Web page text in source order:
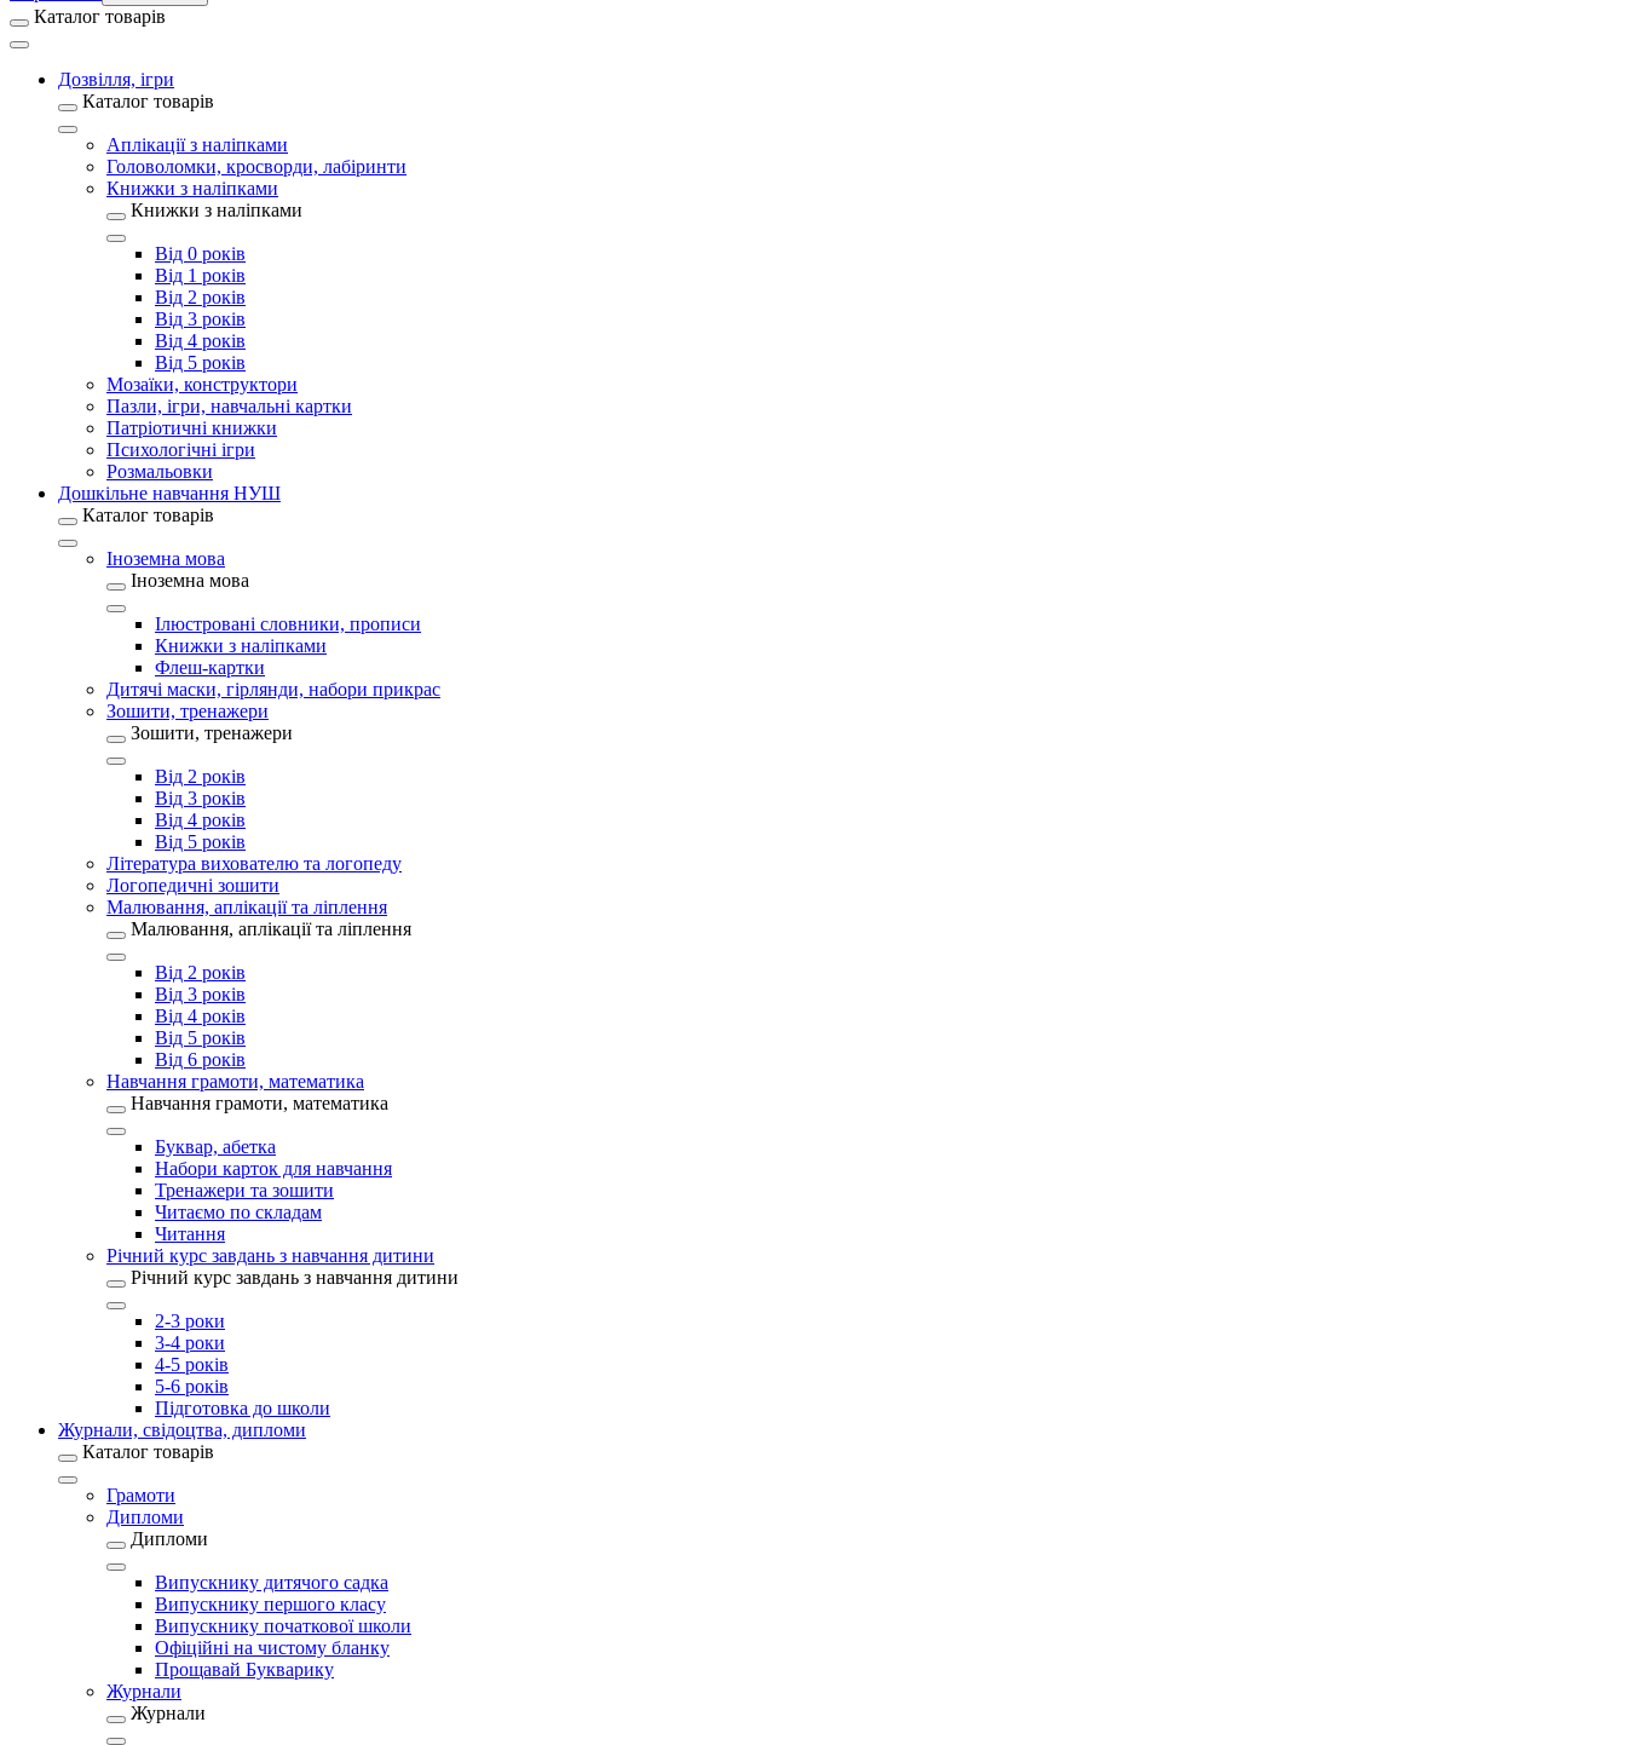
Каталог товарів
Дозвілля, ігри
Каталог товарів
Аплікації з наліпками
Головоломки, кросворди, лабіринти
Книжки з наліпками
Книжки з наліпками
Від 0 років
Від 1 років
Від 2 років
Від 3 років
Від 4 років
Від 5 років
Мозаїки, конструктори
Пазли, ігри, навчальні картки
Патріотичні книжки
Психологічні ігри
Розмальовки
Дошкільне навчання НУШ
Каталог товарів
Іноземна мова
Іноземна мова
Ілюстровані словники, прописи
Книжки з наліпками
Флеш-картки
Дитячі маски, гірлянди, набори прикрас
Зошити, тренажери
Зошити, тренажери
Від 2 років
Від 3 років
Від 4 років
Від 5 років
Література вихователю та логопеду
Логопедичні зошити
Малювання, аплікації та ліплення
Малювання, аплікації та ліплення
Від 2 років
Від 3 років
Від 4 років
Від 5 років
Від 6 років
Навчання грамоти, математика
Навчання грамоти, математика
Буквар, абетка
Набори карток для навчання
Тренажери та зошити
Читаємо по складам
Читання
Річний курс завдань з навчання дитини
Річний курс завдань з навчання дитини
2-3 роки
3-4 роки
4-5 років
5-6 років
Підготовка до школи
Журнали, свідоцтва, дипломи
Каталог товарів
Грамоти
Дипломи
Дипломи
Випускнику дитячого садка
Випускнику першого класу
Випускнику початкової школи
Офіційні на чистому бланку
Прощавай Букварику
Журнали
Журнали